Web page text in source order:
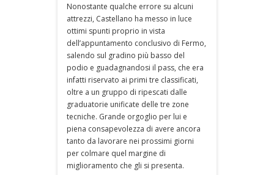
Nonostante qualche errore su alcuni
attrezzi, Castellano ha messo in luce
ottimi spunti proprio in vista
dell’appuntamento conclusivo di Fermo,
salendo sul gradino più basso del
podio e guadagnandosi il pass, che era
infatti riservato ai primi tre classificati,
oltre a un gruppo di ripescati dalle
graduatorie unificate delle tre zone
tecniche. Grande orgoglio per lui e
piena consapevolezza di avere ancora
tanto da lavorare nei prossimi giorni
per colmare quel margine di
miglioramento che gli si presenta.